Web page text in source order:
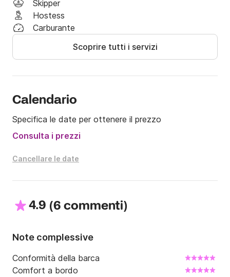
Sarà un piacere servirvi, vi aspettiamo a bordo di
marinai !!
Skipper
Hostess
Carburante
Scoprire tutti i servizi
Calendario
Specifica le date per ottenere il prezzo
Consulta i prezzi
Cancellare le date
4.9 (6 commenti)
Note complessive
Conformità della barca
Comfort a bordo